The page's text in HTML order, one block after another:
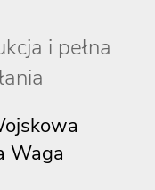
i pełna
Waga